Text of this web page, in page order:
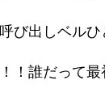
び出しベル
！誰だって最